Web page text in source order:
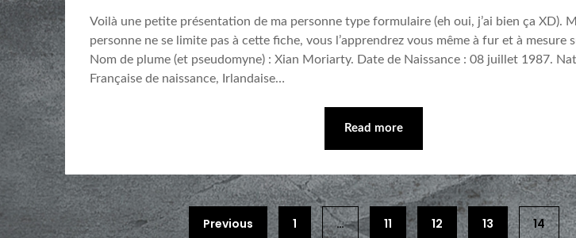
Voilà une petite présentation de ma personne type formulaire (eh oui, j’ai bien ça XD).
personne ne se limite pas à cette fiche, vous l’apprendrez vous même à fur et à mesure
Nom de plume (et pseudomyne) : Xian Moriarty. Date de Naissance : 08 juillet 1987.
Française de naissance, Irlandaise…
Read more
Previous 1 … 11 12 13 14